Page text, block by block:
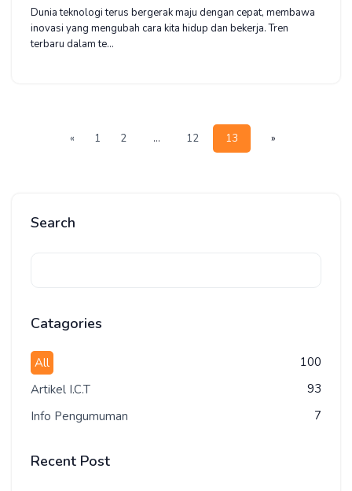
Dunia teknologi terus bergerak maju dengan cepat, membawa
inovasi yang mengubah cara kita hidup dan bekerja. Tren
terbaru dalam te...
« 1 2 ... 12 13 »
Search
Catagories
All
100
Artikel I.C.T
93
Info Pengumuman
7
Recent Post